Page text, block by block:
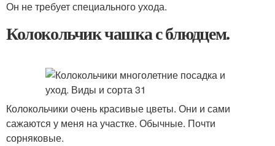
Он не требует специального ухода.
Колокольчик чашка с блюдцем.
Колокольчики очень красивые цветы. Они и сами
сажаются у меня на участке. Обычные. Почти
сорняковые.